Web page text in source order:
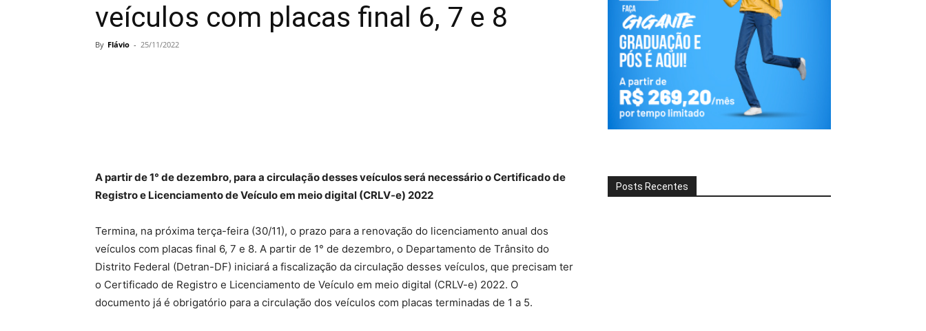
veículos com placas final 6, 7 e 8
By Flávio - 25/11/2022
A partir de 1° de dezembro, para a circulação desses veículos será necessário o Certificado de
Registro e Licenciamento de Veículo em meio digital (CRLV-e) 2022
Termina, na próxima terça-feira (30/11), o prazo para a renovação do licenciamento anual dos
veículos com placas final 6, 7 e 8. A partir de 1° de dezembro, o Departamento de Trânsito do
Distrito Federal (Detran-DF) iniciará a fiscalização da circulação desses veículos, que precisam ter
o Certificado de Registro e Licenciamento de Veículo em meio digital (CRLV-e) 2022. O
documento já é obrigatório para a circulação dos veículos com placas terminadas de 1 a 5.
Posts Recentes